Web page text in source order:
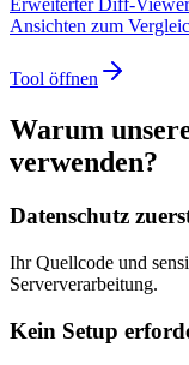
Erweiterter Diff-
Ansichten zum
Tool öffnen
Warum
verwenden?
Datenschutz
Ihr Quellcode und
Serververarbeitung.
Kein Setup